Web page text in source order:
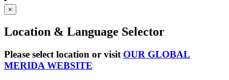
×
Location & Language Selector
Please select location or visit OUR GLOBAL
MERIDA WEBSITE